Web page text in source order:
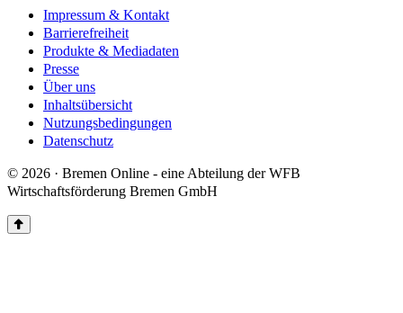
Impressum & Kontakt
Barrierefreiheit
Produkte & Mediadaten
Presse
Über uns
Inhaltsübersicht
Nutzungsbedingungen
Datenschutz
© 2026 · Bremen Online - eine Abteilung der WFB
Wirtschaftsförderung Bremen GmbH